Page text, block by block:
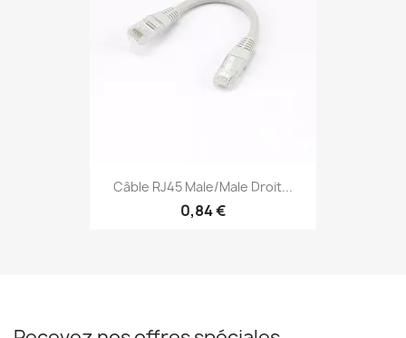
Câble RJ45 Male/Male Droit...
0,84 €